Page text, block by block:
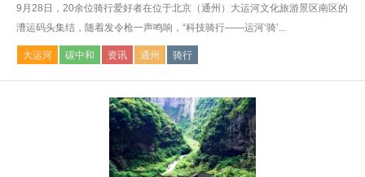
9月28日，20余位骑行爱好者在位于北京（通州）大运河文化旅游景区南区的
漕运码头集结，随着发令枪一声鸣响，“科技骑行——运河‘骑’...
大运河 碳中和 资讯 通州 骑行